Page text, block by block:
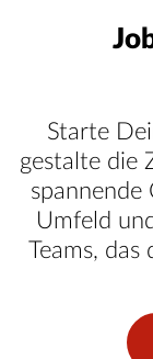
Starte
gestalte die
spannende
Umfeld
Teams, das